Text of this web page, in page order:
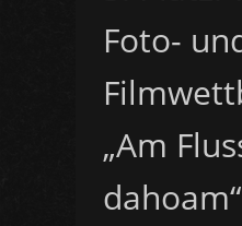
Foto-
„Am
dahoam“